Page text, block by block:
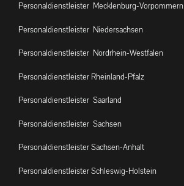
Personaldienstleister Mecklenburg-Vorpommern
Personaldienstleister Niedersachsen
Personaldienstleister Nordrhein-Westfalen
Personaldienstleister Rheinland-Pfalz
Personaldienstleister Saarland
Personaldienstleister Sachsen
Personaldienstleister Sachsen-Anhalt
Personaldienstleister Schleswig-Holstein